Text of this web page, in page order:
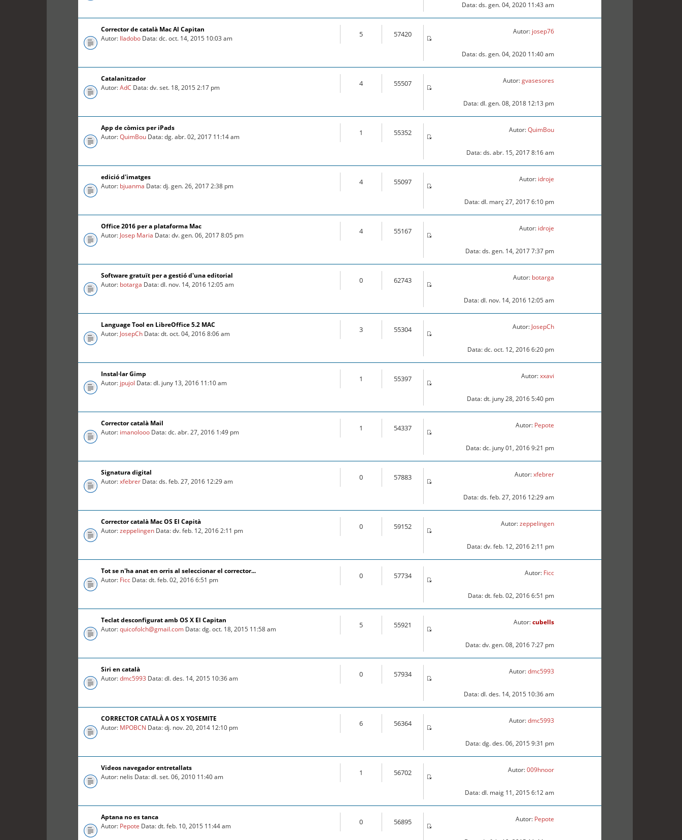
Data: ds. gen. 04, 2020 11:43 am
Corrector de català Mac Al Capitan
Autor: lladobo Data: dc. oct. 14, 2015 10:03 am 5 57420 Autor: josep76
Data: ds. gen. 04, 2020 11:40 am
Catalanitzador
Autor:AdC Data: dv. set. 18, 2015 2:17 pm 4 55507 Autor:gvasesores
Data: dl. gen. 08, 2018 12:13 pm
App de còmics per iPads
Autor:QuimBou Data: dg. abr. 02, 2017 11:14 am 1 55352 Autor:QuimBou
Data: ds. abr. 15, 2017 8:16 am
edició d'imatges
Autor: bjuanma Data: dj. gen. 26, 2017 2:38 pm 4 55097 Autor: idroje
Data: dl. març 27, 2017 6:10 pm
Office 2016 per a plataforma Mac
Autor: Josep Maria Data: dv. gen. 06, 2017 8:05 pm 4 55167 Autor: idroje
Data: ds. gen. 14, 2017 7:37 pm
Software gratuït per a gestió d'una editorial
Autor: botarga Data: dl. nov. 14, 2016 12:05 am 0 62743 Autor: botarga
Data: dl. nov. 14, 2016 12:05 am
Language Tool en LibreOffice 5.2 MAC
Autor: JosepCh Data: dt. oct. 04, 2016 8:06 am 3 55304 Autor: JosepCh
Data: dc. oct. 12, 2016 6:20 pm
Instal·lar Gimp
Autor: jpujol Data: dl. juny 13, 2016 11:10 am 1 55397 Autor:xxavi
Data: dt. juny 28, 2016 5:40 pm
Corrector català Mail
Autor: imanolooo Data: dc. abr. 27, 2016 1:49 pm 1 54337 Autor: Pepote
Data: dc. juny 01, 2016 9:21 pm
Signatura digital
Autor:xfebrer Data: ds. feb. 27, 2016 12:29 am 0 57883 Autor:xfebrer
Data: ds. feb. 27, 2016 12:29 am
Corrector català Mac OS El Capità
Autor:zeppelingen Data: dv. feb. 12, 2016 2:11 pm 0 59152 Autor:zeppelingen
Data: dv. feb. 12, 2016 2:11 pm
Tot se n'ha anat en orris al seleccionar el corrector...
Autor: Ficc Data: dt. feb. 02, 2016 6:51 pm 0 57734 Autor: Ficc
Data: dt. feb. 02, 2016 6:51 pm
Teclat desconfigurat amb OS X El Capitan
Autor:quicofolch@gmail.com Data: dg. oct. 18, 2015 11:58 am 5 55921 Autor:cubells
Data: dv. gen. 08, 2016 7:27 pm
Siri en català
Autor:dmc5993 Data: dl. des. 14, 2015 10:36 am 0 57934 Autor:dmc5993
Data: dl. des. 14, 2015 10:36 am
CORRECTOR CATALÀ A OS X YOSEMITE
Autor: MPOBCN Data: dj. nov. 20, 2014 12:10 pm 6 56364 Autor:dmc5993
Data: dg. des. 06, 2015 9:31 pm
Videos navegador entretallats
Autor: nelis Data: dl. set. 06, 2010 11:40 am
1 56702 Autor:009hnoor
Data: dl. maig 11, 2015 6:12 am
Aptana no es tanca
Autor: Pepote Data: dt. feb. 10, 2015 11:44 am 0 56895 Autor: Pepote